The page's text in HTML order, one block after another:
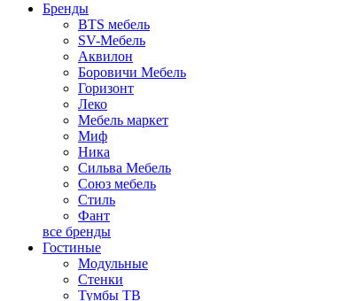
Бренды
BTS мебель
SV-Мебель
Аквилон
Боровичи Мебель
Горизонт
Леко
Мебель маркет
Миф
Ника
Сильва Мебель
Союз мебель
Стиль
Фант
все бренды
Гостиные
Модульные
Стенки
Тумбы ТВ